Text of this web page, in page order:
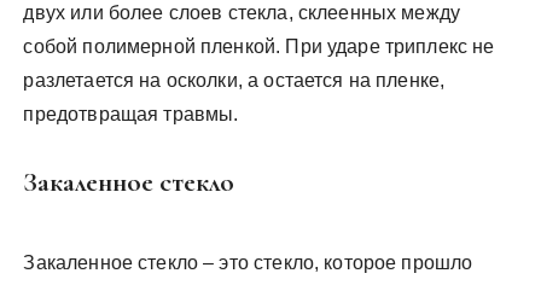
двух или более слоев стекла, склеенных между
собой полимерной пленкой. При ударе триплекс не
разлетается на осколки, а остается на пленке,
предотвращая травмы.
Закаленное стекло
Закаленное стекло – это стекло, которое прошло